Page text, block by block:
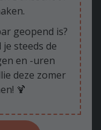
geopend is?
steeds de
en -uren
deze zomer
🍹